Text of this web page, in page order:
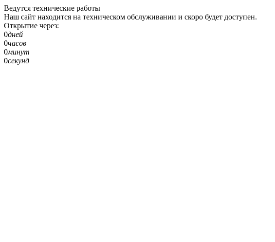
Ведутся технические работы
Наш сайт находится на техническом обслуживании и скоро будет доступен.
Открытие через:
0дней
0часов
0минут
0секунд